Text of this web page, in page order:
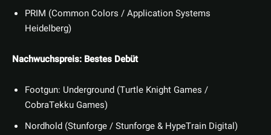
PRIM (Common Colors / Application Systems
Heidelberg)
Nachwuchspreis: Bestes Debüt
Footgun: Underground (Turtle Knight Games /
CobraTekku Games)
Nordhold (Stunforge / Stunforge & HypeTrain Digital)